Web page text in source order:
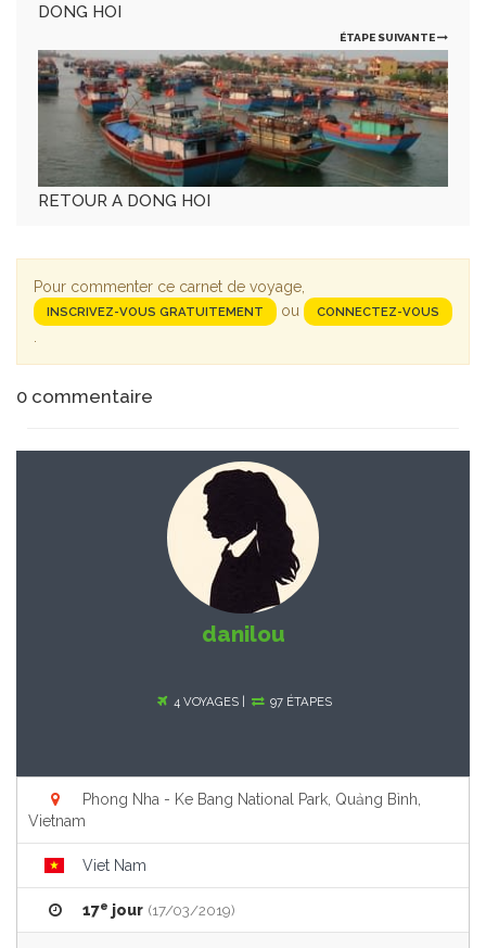
DONG HOI
ÉTAPE SUIVANTE
RETOUR A DONG HOI
Pour commenter ce carnet de voyage,
INSCRIVEZ-VOUS GRATUITEMENT ou CONNECTEZ-VOUS
0 commentaire
danilou
4 VOYAGES | 97 ÉTAPES
Phong Nha - Ke Bang National Park, Quảng Bình,
Vietnam
Viet Nam
17e jour (17/03/2019)